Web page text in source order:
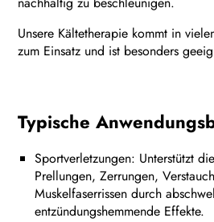
Unsere Kältetherapie kommt in
zum Einsatz und ist besonders
Typische
Sportverletzungen: Unterstützt
Prellungen, Zerrungen,
Muskelfaserrissen durch
entzündungshemmende Effekte.